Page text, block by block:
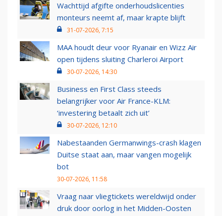
Wachttijd afgifte onderhoudslicenties
monteurs neemt af, maar krapte blijft
31-07-2026, 7:15
MAA houdt deur voor Ryanair en Wizz Air
open tijdens sluiting Charleroi Airport
30-07-2026, 14:30
Business en First Class steeds
belangrijker voor Air France-KLM:
‘investering betaalt zich uit’
30-07-2026, 12:10
Nabestaanden Germanwings-crash klagen
Duitse staat aan, maar vangen mogelijk
bot
30-07-2026, 11:58
Vraag naar vliegtickets wereldwijd onder
druk door oorlog in het Midden-Oosten